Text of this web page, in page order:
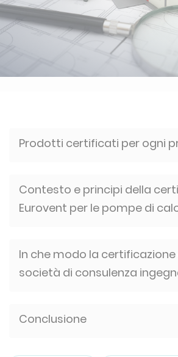
Prodotti certificati per ogni
Contesto e principi della
Eurovent per le pompe di
In che modo la
società di consulenza
Conclusione